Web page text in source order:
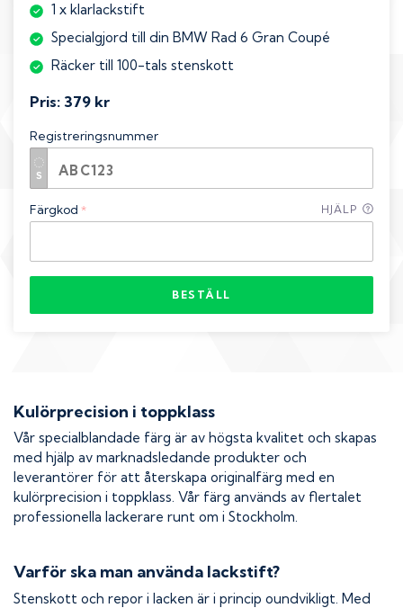
1 x klarlackstift
Specialgjord till din BMW Rad 6 Gran Coupé
Räcker till 100-tals stenskott
Pris: 379 kr
Registreringsnummer
Färgkod * HJÄLP
BESTÄLL
Kulörprecision i toppklass
Vår specialblandade färg är av högsta kvalitet och skapas
med hjälp av marknadsledande produkter och
leverantörer för att återskapa originalfärg med en
kulörprecision i toppklass. Vår färg används av flertalet
professionella lackerare runt om i Stockholm.
Varför ska man använda lackstift?
Stenskott och repor i lacken är i princip oundvikligt. Med